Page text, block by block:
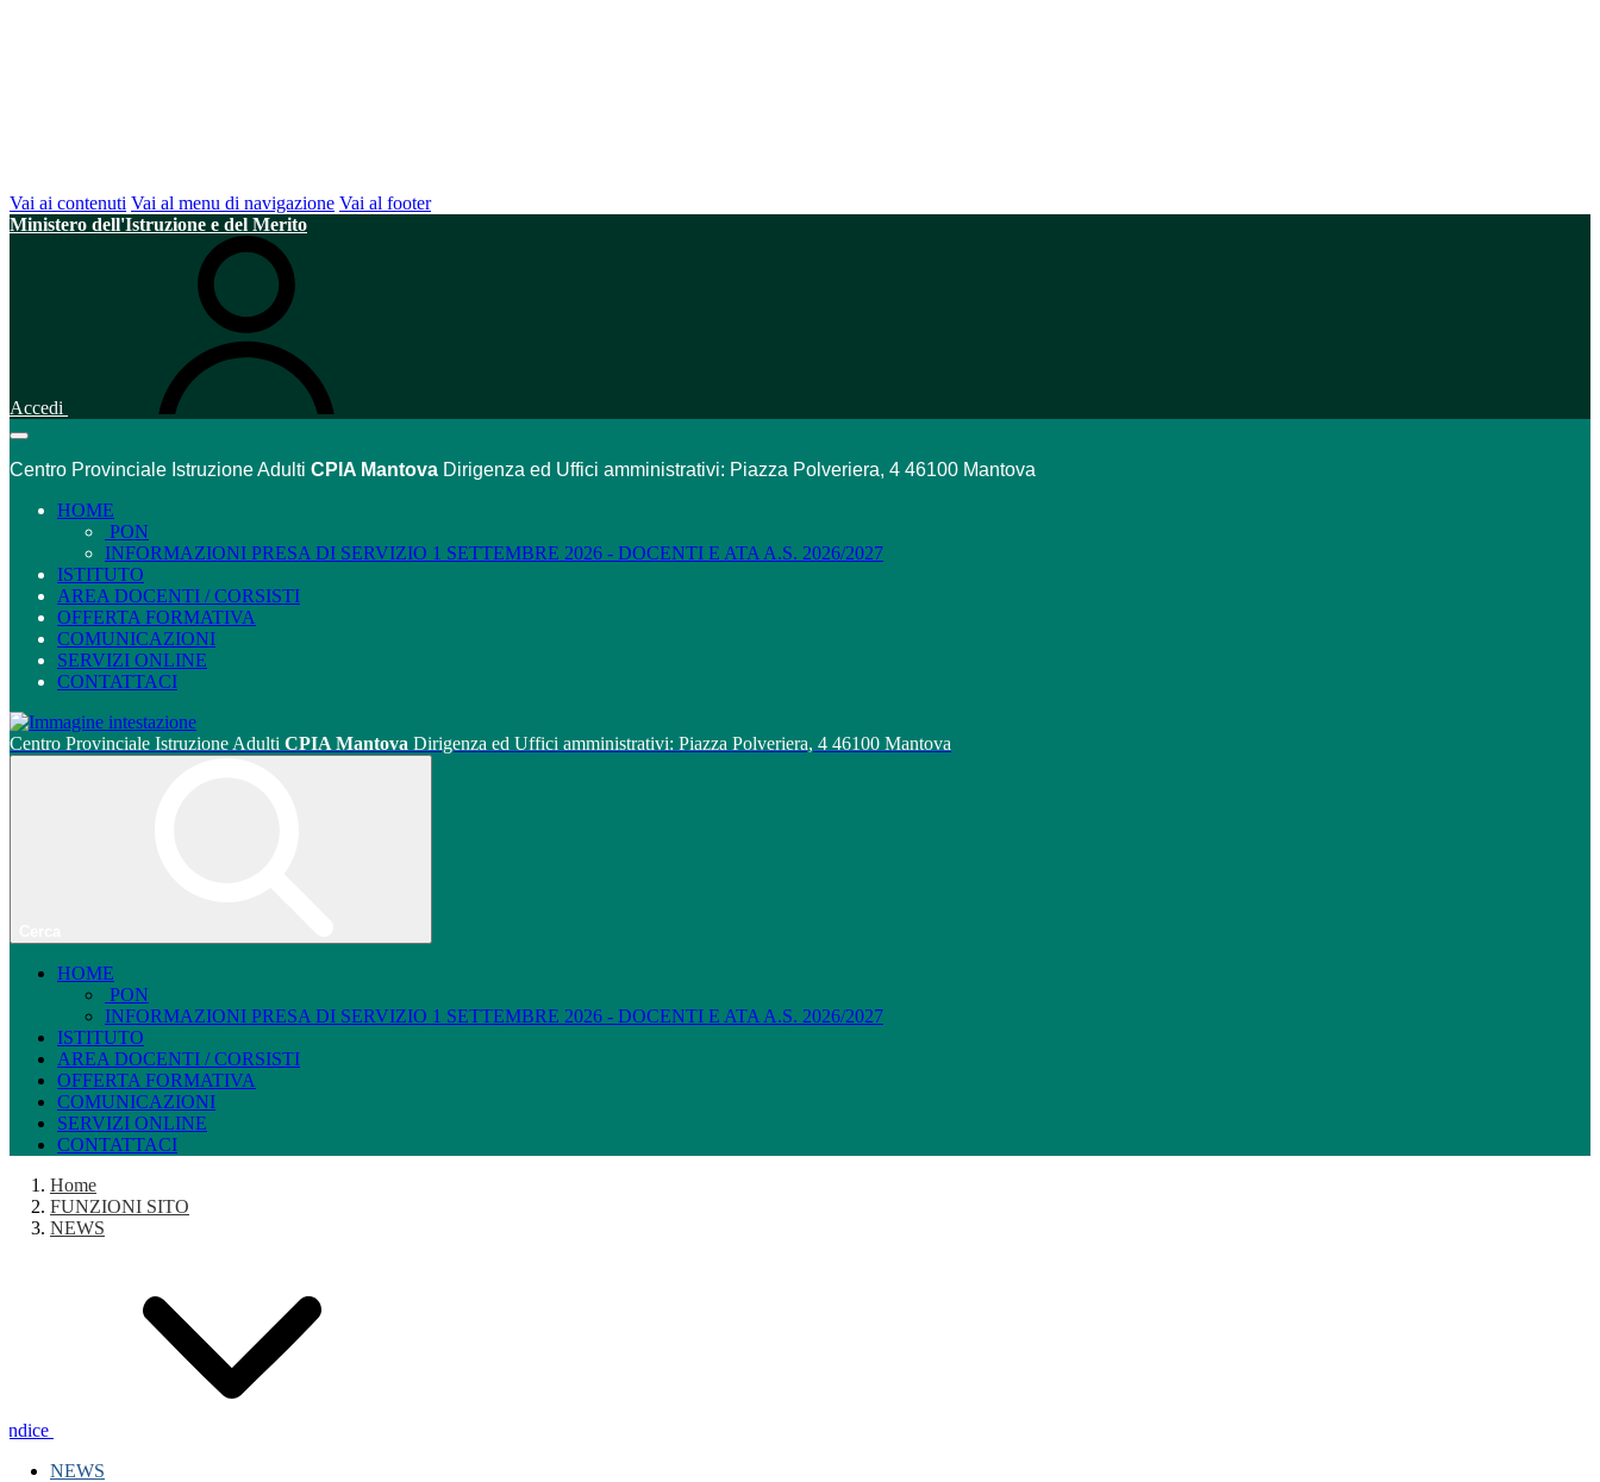
Vai ai contenuti Vai al menu di navigazione Vai al footer
Ministero dell'Istruzione e del Merito
Accedi
Centro Provinciale Istruzione Adulti CPIA Mantova Dirigenza ed Uffici amministrativi: Piazza Polveriera, 4 46100 Mantova
HOME
PON
INFORMAZIONI PRESA DI SERVIZIO 1 SETTEMBRE 2026 - DOCENTI E ATA A.S. 2026/2027
ISTITUTO
AREA DOCENTI / CORSISTI
OFFERTA FORMATIVA
COMUNICAZIONI
SERVIZI ONLINE
CONTATTACI
Centro Provinciale Istruzione Adulti CPIA Mantova Dirigenza ed Uffici amministrativi: Piazza Polveriera, 4 46100 Mantova
HOME
PON
INFORMAZIONI PRESA DI SERVIZIO 1 SETTEMBRE 2026 - DOCENTI E ATA A.S. 2026/2027
ISTITUTO
AREA DOCENTI / CORSISTI
OFFERTA FORMATIVA
COMUNICAZIONI
SERVIZI ONLINE
CONTATTACI
Home
FUNZIONI SITO
NEWS
Indice
NEWS